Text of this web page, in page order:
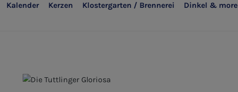
Kalender Kerzen Klostergarten / Brennerei Dinkel & more